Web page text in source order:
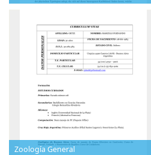
Zoología General